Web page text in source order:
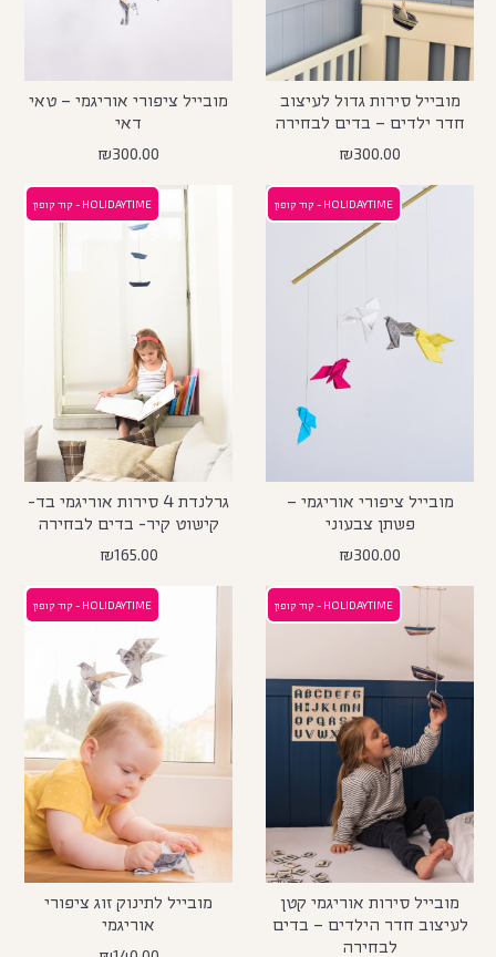
מובייל סירות גדול לעיצוב
חדר ילדים – בדים לבחירה
₪300.00
מובייל ציפורי אוריגמי – טאי
דאי
₪300.00
HOLIDAYTIME - קוד קופון
מובייל ציפורי אוריגמי –
פשתן צבעוני
₪300.00
HOLIDAYTIME - קוד קופון
גרלנדת 4 סירות אוריגמי בד-
קישוט קיר- בדים לבחירה
₪165.00
HOLIDAYTIME - קוד קופון
מובייל סירות אוריגמי קטן
לעיצוב חדר הילדים – בדים
לבחירה
HOLIDAYTIME - קוד קופון
מובייל לתינוק זוג ציפורי
אוריגמי